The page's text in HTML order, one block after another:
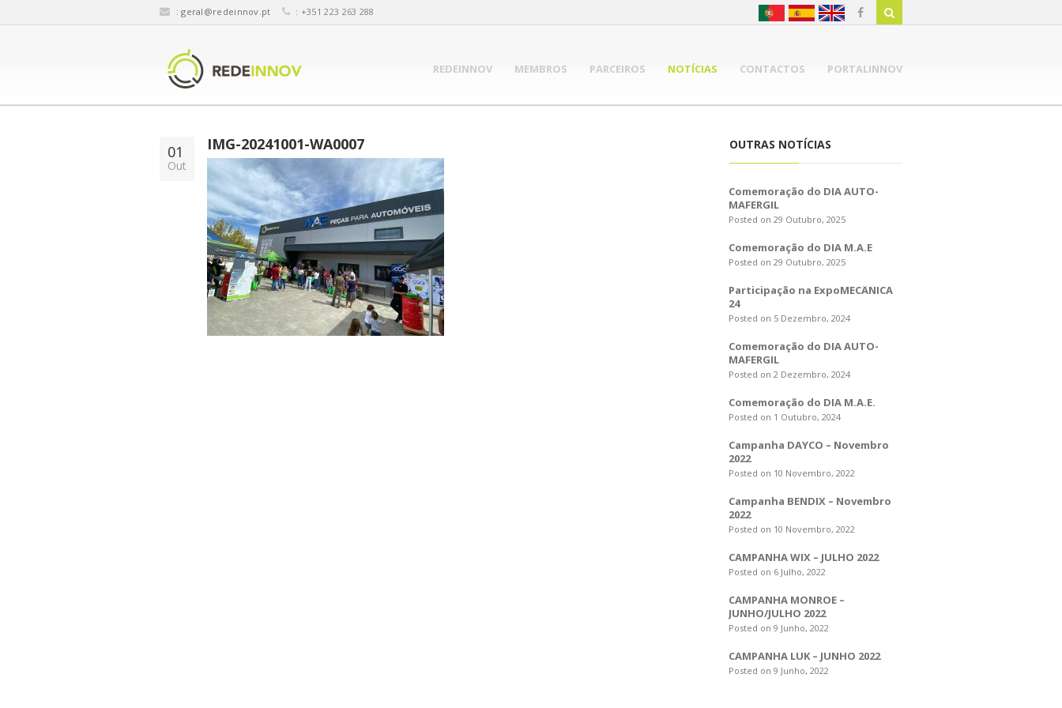
:geral@redeinnov.pt : +351 223 263 288
REDEINNOV MEMBROS PARCEIROS NOTÍCIAS CONTACTOS PORTALINNOV
01
Out
IMG-20241001-WA0007 OUTRAS NOTÍCIAS
Comemoração do DIA AUTO-
MAFERGIL
Posted on 29 Outubro, 2025
Comemoração do DIA M.A.E
Posted on 29 Outubro, 2025
Participação na ExpoMECÂNICA
24
Posted on 5 Dezembro, 2024
Comemoração do DIA AUTO-
MAFERGIL
Posted on 2 Dezembro, 2024
Comemoração do DIA M.A.E.
Posted on 1 Outubro, 2024
Campanha DAYCO – Novembro
2022
Posted on 10 Novembro, 2022
Campanha BENDIX – Novembro
2022
Posted on 10 Novembro, 2022
CAMPANHA WIX – JULHO 2022
Posted on 6 Julho, 2022
CAMPANHA MONROE –
JUNHO/JULHO 2022
Posted on 9 Junho, 2022
CAMPANHA LUK – JUNHO 2022
Posted on 9 Junho, 2022